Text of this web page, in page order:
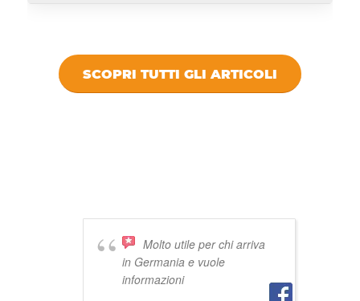
SCOPRI TUTTI GLI ARTICOLI
Molto utile per chi arriva
in Germania e vuole
informazioni